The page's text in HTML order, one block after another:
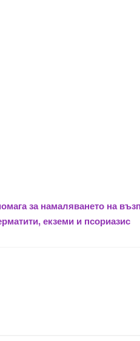
за намаляването на
екземи и псориазис